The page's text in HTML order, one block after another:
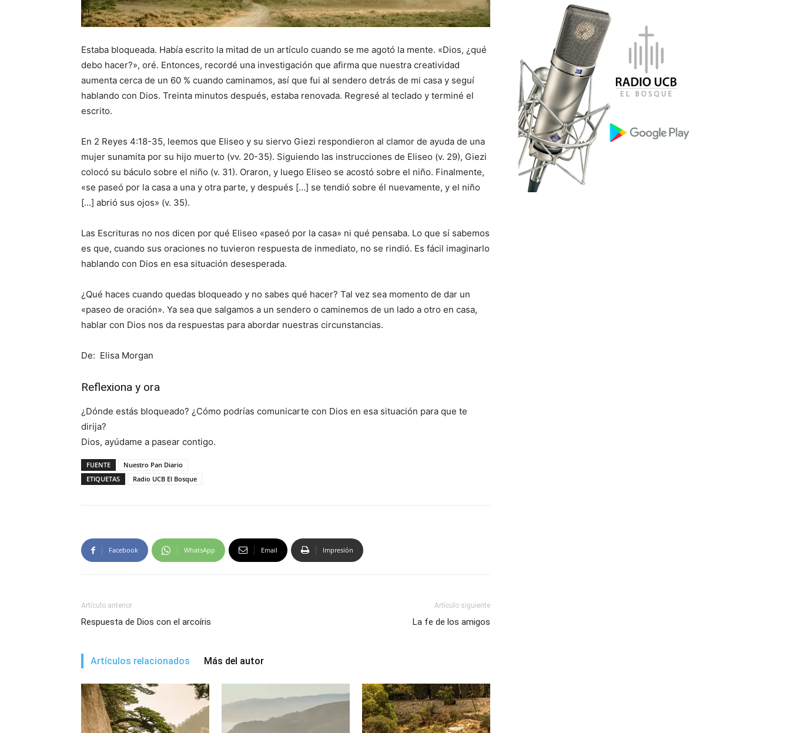
Estaba bloqueada. Había escrito la mitad de un artículo cuando se me agotó la mente. «Dios, ¿qué
debo hacer?», oré. Entonces, recordé una investigación que afirma que nuestra creatividad
aumenta cerca de un 60 % cuando caminamos, así que fui al sendero detrás de mi casa y seguí
hablando con Dios. Treinta minutos después, estaba renovada. Regresé al teclado y terminé el
escrito.
En 2 Reyes 4:18-35, leemos que Eliseo y su siervo Giezi respondieron al clamor de ayuda de una
mujer sunamita por su hijo muerto (vv. 20-35). Siguiendo las instrucciones de Eliseo (v. 29), Giezi
colocó su báculo sobre el niño (v. 31). Oraron, y luego Eliseo se acostó sobre el niño. Finalmente,
«se paseó por la casa a una y otra parte, y después […] se tendió sobre él nuevamente, y el niño
[…] abrió sus ojos» (v. 35).
Las Escrituras no nos dicen por qué Eliseo «paseó por la casa» ni qué pensaba. Lo que sí sabemos
es que, cuando sus oraciones no tuvieron respuesta de inmediato, no se rindió. Es fácil imaginarlo
hablando con Dios en esa situación desesperada.
¿Qué haces cuando quedas bloqueado y no sabes qué hacer? Tal vez sea momento de dar un
«paseo de oración». Ya sea que salgamos a un sendero o caminemos de un lado a otro en casa,
hablar con Dios nos da respuestas para abordar nuestras circunstancias.
De: Elisa Morgan
Reflexiona y ora
¿Dónde estás bloqueado? ¿Cómo podrías comunicarte con Dios en esa situación para que te
dirija?
Dios, ayúdame a pasear contigo.
FUENTE
Nuestro Pan Diario
ETIQUETAS
Radio UCB El Bosque
Facebook WhatsApp Email Impresión
Artículo anterior
Respuesta de Dios con el arcoíris
Artículo siguiente
La fe de los amigos
Artículos relacionados Más del autor